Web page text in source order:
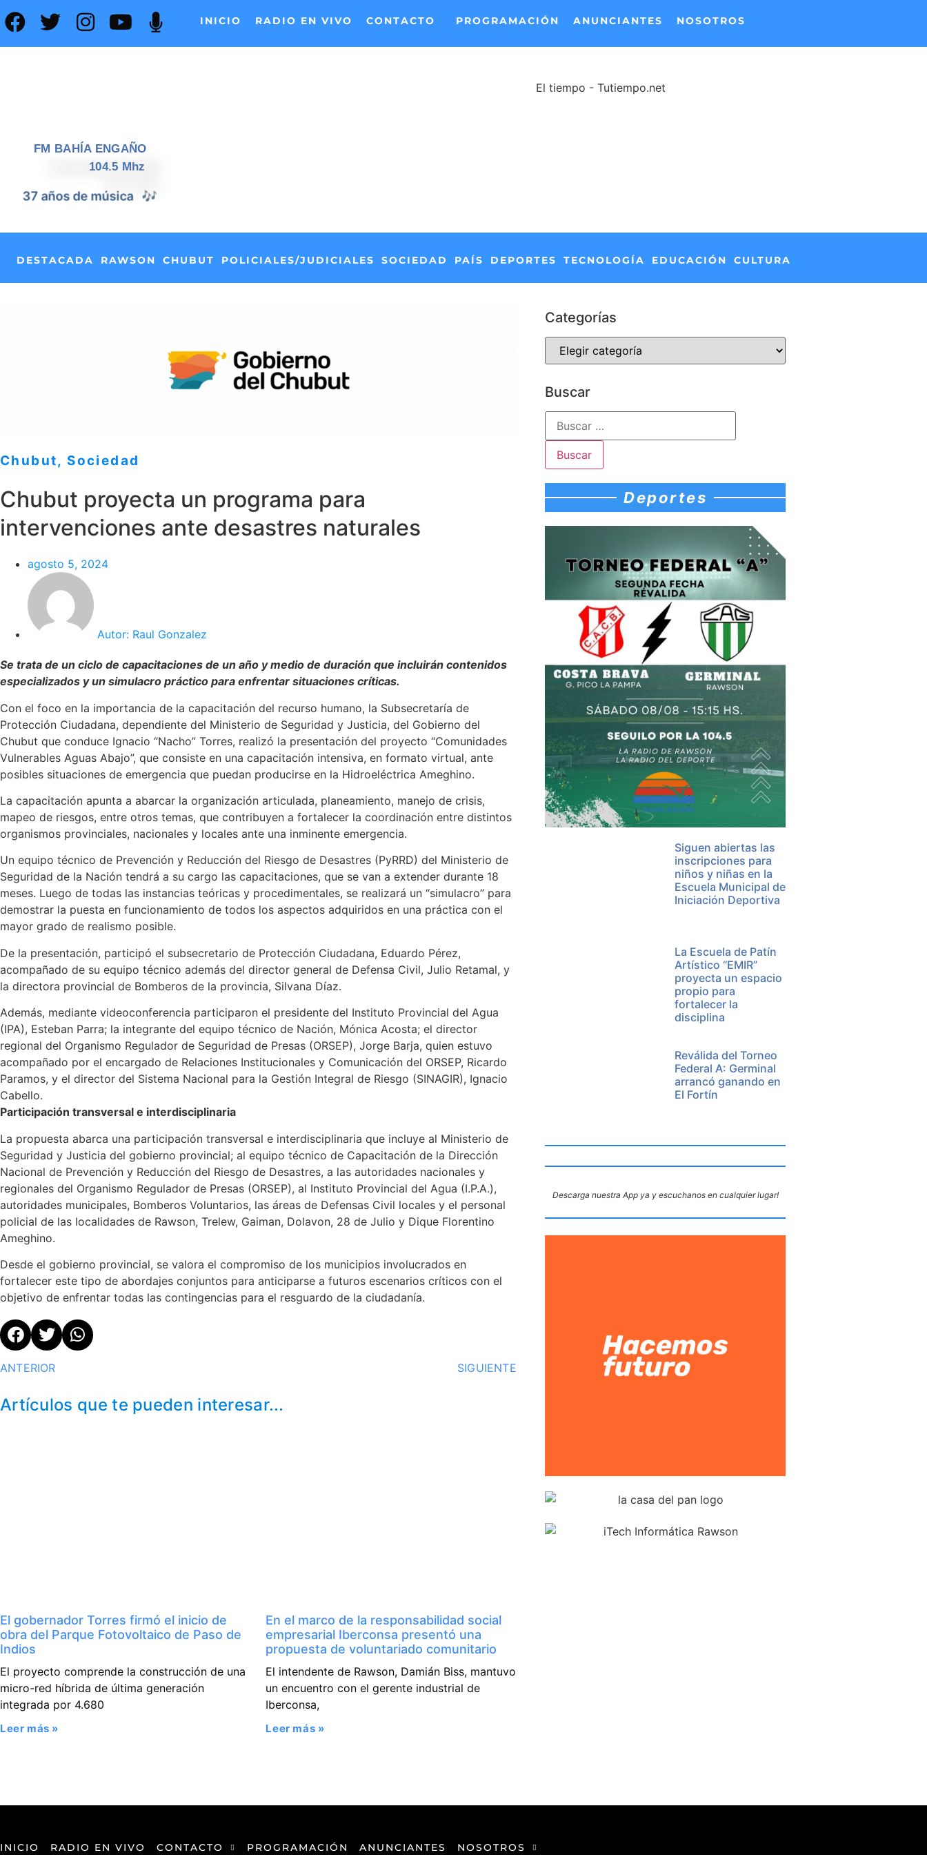
INICIO RADIO EN VIVO CONTACTO PROGRAMACIÓN ANUNCIANTES NOSOTROS
FM BAHÍA ENGAÑO
104.5 Mhz
37 años de noticias 📰
El tiempo - Tutiempo.net
DESTACADA RAWSON CHUBUT POLICIALES/JUDICIALES SOCIEDAD PAÍS DEPORTES TECNOLOGÍA EDUCACIÓN CULTURA
Chubut, Sociedad
Chubut proyecta un programa para
intervenciones ante desastres naturales
agosto 5, 2024
Autor: Raul Gonzalez
Se trata de un ciclo de capacitaciones de un año y medio de duración que incluirán contenidos
especializados y un simulacro práctico para enfrentar situaciones críticas.
Con el foco en la importancia de la capacitación del recurso humano, la Subsecretaría de
Protección Ciudadana, dependiente del Ministerio de Seguridad y Justicia, del Gobierno del
Chubut que conduce Ignacio “Nacho” Torres, realizó la presentación del proyecto “Comunidades
Vulnerables Aguas Abajo”, que consiste en una capacitación intensiva, en formato virtual, ante
posibles situaciones de emergencia que puedan producirse en la Hidroeléctrica Ameghino.
La capacitación apunta a abarcar la organización articulada, planeamiento, manejo de crisis,
mapeo de riesgos, entre otros temas, que contribuyen a fortalecer la coordinación entre distintos
organismos provinciales, nacionales y locales ante una inminente emergencia.
Un equipo técnico de Prevención y Reducción del Riesgo de Desastres (PyRRD) del Ministerio de
Seguridad de la Nación tendrá a su cargo las capacitaciones, que se van a extender durante 18
meses. Luego de todas las instancias teóricas y procedimentales, se realizará un “simulacro” para
demostrar la puesta en funcionamiento de todos los aspectos adquiridos en una práctica con el
mayor grado de realismo posible.
De la presentación, participó el subsecretario de Protección Ciudadana, Eduardo Pérez,
acompañado de su equipo técnico además del director general de Defensa Civil, Julio Retamal, y
la directora provincial de Bomberos de la provincia, Silvana Díaz.
Además, mediante videoconferencia participaron el presidente del Instituto Provincial del Agua
(IPA), Esteban Parra; la integrante del equipo técnico de Nación, Mónica Acosta; el director
regional del Organismo Regulador de Seguridad de Presas (ORSEP), Jorge Barja, quien estuvo
acompañado por el encargado de Relaciones Institucionales y Comunicación del ORSEP, Ricardo
Paramos, y el director del Sistema Nacional para la Gestión Integral de Riesgo (SINAGIR), Ignacio
Cabello.
Participación transversal e interdisciplinaria
La propuesta abarca una participación transversal e interdisciplinaria que incluye al Ministerio de
Seguridad y Justicia del gobierno provincial; al equipo técnico de Capacitación de la Dirección
Nacional de Prevención y Reducción del Riesgo de Desastres, a las autoridades nacionales y
regionales del Organismo Regulador de Presas (ORSEP), al Instituto Provincial del Agua (I.P.A.),
autoridades municipales, Bomberos Voluntarios, las áreas de Defensas Civil locales y el personal
policial de las localidades de Rawson, Trelew, Gaiman, Dolavon, 28 de Julio y Dique Florentino
Ameghino.
Desde el gobierno provincial, se valora el compromiso de los municipios involucrados en
fortalecer este tipo de abordajes conjuntos para anticiparse a futuros escenarios críticos con el
objetivo de enfrentar todas las contingencias para el resguardo de la ciudadanía.
ANTERIOR SIGUIENTE
Artículos que te pueden interesar...
El gobernador Torres firmó el inicio de
obra del Parque Fotovoltaico de Paso de
Indios
El proyecto comprende la construcción de una
micro-red híbrida de última generación
integrada por 4.680
Leer más »
En el marco de la responsabilidad social
empresarial Iberconsa presentó una
propuesta de voluntariado comunitario
El intendente de Rawson, Damián Biss, mantuvo
un encuentro con el gerente industrial de
Iberconsa,
Leer más »
Categorías
Buscar
Deportes
Siguen abiertas las
inscripciones para
niños y niñas en la
Escuela Municipal de
Iniciación Deportiva
La Escuela de Patín
Artístico “EMIR”
proyecta un espacio
propio para
fortalecer la
disciplina
Reválida del Torneo
Federal A: Germinal
arrancó ganando en
El Fortín
Descarga nuestra App ya y escuchanos en cualquier lugar!
INICIO RADIO EN VIVO CONTACTO PROGRAMACIÓN ANUNCIANTES NOSOTROS